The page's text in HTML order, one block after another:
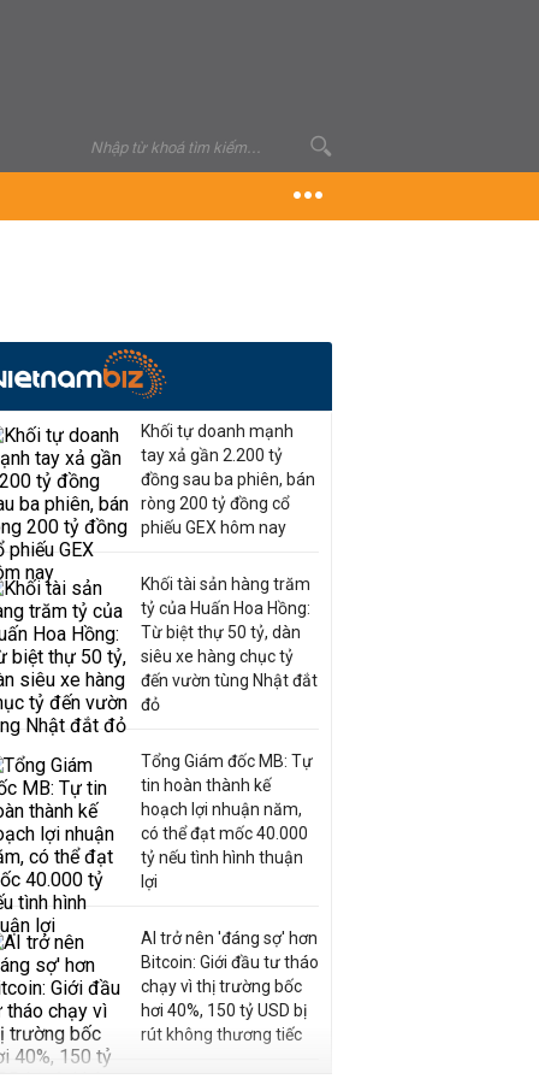
Khối tự doanh mạnh
tay xả gần 2.200 tỷ
đồng sau ba phiên, bán
ròng 200 tỷ đồng cổ
phiếu GEX hôm nay
Khối tài sản hàng trăm
tỷ của Huấn Hoa Hồng:
Từ biệt thự 50 tỷ, dàn
siêu xe hàng chục tỷ
đến vườn tùng Nhật đắt
đỏ
Tổng Giám đốc MB: Tự
tin hoàn thành kế
hoạch lợi nhuận năm,
có thể đạt mốc 40.000
tỷ nếu tình hình thuận
lợi
AI trở nên 'đáng sợ' hơn
Bitcoin: Giới đầu tư tháo
chạy vì thị trường bốc
hơi 40%, 150 tỷ USD bị
rút không thương tiếc